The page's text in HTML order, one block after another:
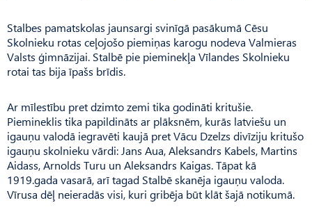
Stalbes pamatskolas jaunsargi svinīgā pasākumā Cēsu
Skolnieku rotas ceļojošo piemiņas karogu nodeva Valmieras
Valsts ģimnāzijai. Stalbē pie pieminekļa Vīlandes Skolnieku
rotai tas bija īpašs brīdis.
Ar mīlestību pret dzimto zemi tika godināti kritušie.
Piemineklis tika papildināts ar plāksnēm, kurās latviešu un
igauņu valodā iegravēti kaujā pret Vācu Dzelzs divīziju kritušo
igauņu skolnieku vārdi: Jans Aua, Aleksandrs Kabels, Martins
Aidass, Arnolds Turu un Alek­sandrs Kaigas. Tāpat kā
1919.gada vasarā, arī tagad Stalbē skanēja igauņu valoda.
Vīrusa dēļ neieradās visi, kuri gribēja būt klāt šajā notikumā.